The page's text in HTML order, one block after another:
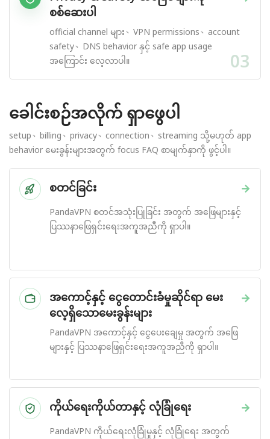
စစ်ဆေးပါ
official channel များ、VPN permissions、account
safety、DNS behavior နှင့် safe app usage
အကြောင်း လေ့လာပါ။
03
ခေါင်းစဉ်အလိုက် ရှာဖွေပါ
setup、billing、privacy、connection、streaming သို့မဟုတ် app
behavior မေးခွန်းများအတွက် focus FAQ စာမျက်နှာကို ဖွင့်ပါ။
→
စတင်ခြင်း
PandaVPN စတင်အသုံးပြုခြင်း အတွက် အဖြေများနှင့်
ပြဿနာဖြေရှင်းရေးအကူအညီကို ရှာပါ။
→
အကောင့်နှင့် ငွေတောင်းခံမှုဆိုင်ရာ မေး
လေ့ရှိသောမေးခွန်းများ
PandaVPN အကောင့်နှင့် ငွေပေးချေမှု အတွက် အဖြေ
များနှင့် ပြဿနာဖြေရှင်းရေးအကူအညီကို ရှာပါ။
→
ကိုယ်ရေးကိုယ်တာနှင့် လုံခြုံရေး
PandaVPN ကိုယ်ရေးလုံခြုံမှုနှင့် လုံခြုံရေး အတွက်